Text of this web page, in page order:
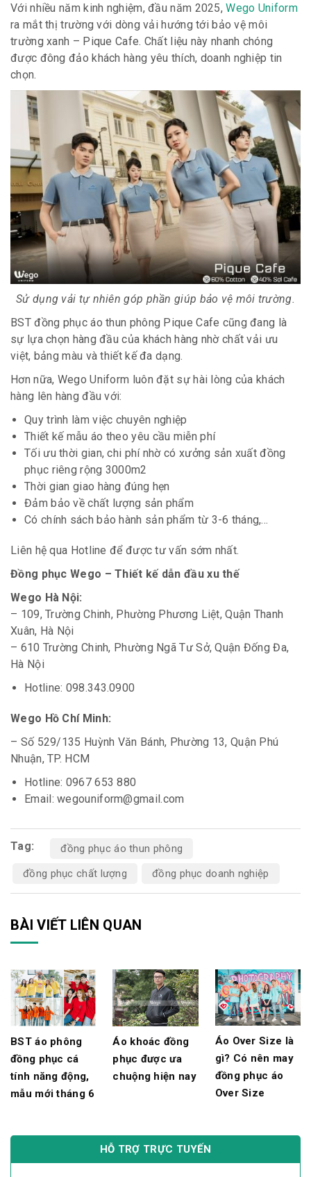
Với nhiều năm kinh nghiệm, đầu năm 2025,Wego Uniform
ra mắt thị trường với dòng vải hướng tới bảo vệ môi
trường xanh – Pique Cafe. Chất liệu này nhanh chóng
được đông đảo khách hàng yêu thích, doanh nghiệp tin
chọn.
Sử dụng vải tự nhiên góp phần giúp bảo vệ môi trường.
BST đồng phục áo thun phông Pique Cafe cũng đang là
sự lựa chọn hàng đầu của khách hàng nhờ chất vải ưu
việt, bảng màu và thiết kế đa dạng.
Hơn nữa, Wego Uniform luôn đặt sự hài lòng của khách
hàng lên hàng đầu với:
Quy trình làm việc chuyên nghiệp
Thiết kế mẫu áo theo yêu cầu miễn phí
Tối ưu thời gian, chi phí nhờ có xưởng sản xuất đồng
phục riêng rộng 3000m2
Thời gian giao hàng đúng hẹn
Đảm bảo về chất lượng sản phẩm
Có chính sách bảo hành sản phẩm từ 3-6 tháng,…
Liên hệ qua Hotline để được tư vấn sớm nhất.
Đồng phục Wego – Thiết kế dẫn đầu xu thế
Wego Hà Nội:
– 109, Trường Chinh, Phường Phương Liệt, Quận Thanh
Xuân, Hà Nội
– 610 Trường Chinh, Phường Ngã Tư Sở, Quận Đống Đa,
Hà Nội
Hotline: 098.343.0900
Wego Hồ Chí Minh:
– Số 529/135 Huỳnh Văn Bánh, Phường 13, Quận Phú
Nhuận, TP. HCM
Hotline: 0967 653 880
Email: wegouniform@gmail.com
Tag:
đồng phục áo thun phông
đồng phục chất lượng
đồng phục doanh nghiệp
BÀI VIẾT LIÊN QUAN
BST áo phông
đồng phục cá
tính năng động,
mẫu mới tháng 6
Áo khoác đồng
phục được ưa
chuộng hiện nay
Áo Over Size là
gì? Có nên may
đồng phục áo
Over Size
HỖ TRỢ TRỰC TUYẾN